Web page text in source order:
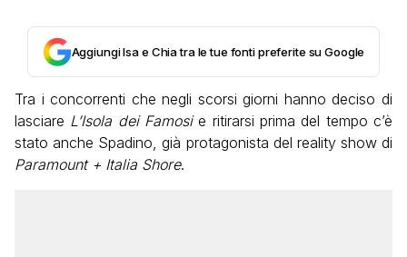
Aggiungi Isa e Chia tra le tue fonti preferite su Google
Tra i concorrenti che negli scorsi giorni hanno deciso di
lasciare L’Isola dei Famosie ritirarsi prima del tempo c’è
stato anche Spadino, già protagonista del reality show di
Paramount + Italia Shore.